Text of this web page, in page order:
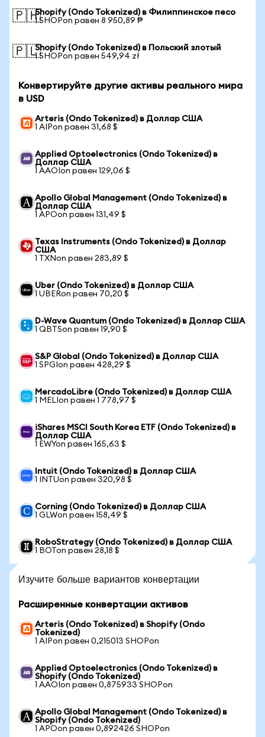
🇵🇭Shopify (Ondo Tokenized) в Филиппинское песо
1 SHOPon равен 8 950,89 ₱
🇵🇱Shopify (Ondo Tokenized) в Польский злотый
1 SHOPon равен 549,94 zł
Конвертируйте другие активы реального мира
в USD
Arteris (Ondo Tokenized) в Доллар США
1 AIPon равен 31,68 $
Applied Optoelectronics (Ondo Tokenized) в
Доллар США
1 AAOIon равен 129,06 $
Apollo Global Management (Ondo Tokenized) в
Доллар США
1 APOon равен 131,49 $
Texas Instruments (Ondo Tokenized) в Доллар
США
1 TXNon равен 283,89 $
Uber (Ondo Tokenized) в Доллар США
1 UBERon равен 70,20 $
D-Wave Quantum (Ondo Tokenized) в Доллар США
1 QBTSon равен 19,90 $
S&P Global (Ondo Tokenized) в Доллар США
1 SPGIon равен 428,29 $
MercadoLibre (Ondo Tokenized) в Доллар США
1 MELIon равен 1 778,97 $
iShares MSCI South Korea ETF (Ondo Tokenized) в
Доллар США
1 EWYon равен 165,63 $
Intuit (Ondo Tokenized) в Доллар США
1 INTUon равен 320,98 $
Corning (Ondo Tokenized) в Доллар США
1 GLWon равен 158,49 $
RoboStrategy (Ondo Tokenized) в Доллар США
1 BOTon равен 28,18 $
Изучите больше вариантов конвертации
Расширенные конвертации активов
Arteris (Ondo Tokenized) в Shopify (Ondo
Tokenized)
1 AIPon равен 0,215013 SHOPon
Applied Optoelectronics (Ondo Tokenized) в
Shopify (Ondo Tokenized)
1 AAOIon равен 0,875933 SHOPon
Apollo Global Management (Ondo Tokenized) в
Shopify (Ondo Tokenized)
1 APOon равен 0,892426 SHOPon